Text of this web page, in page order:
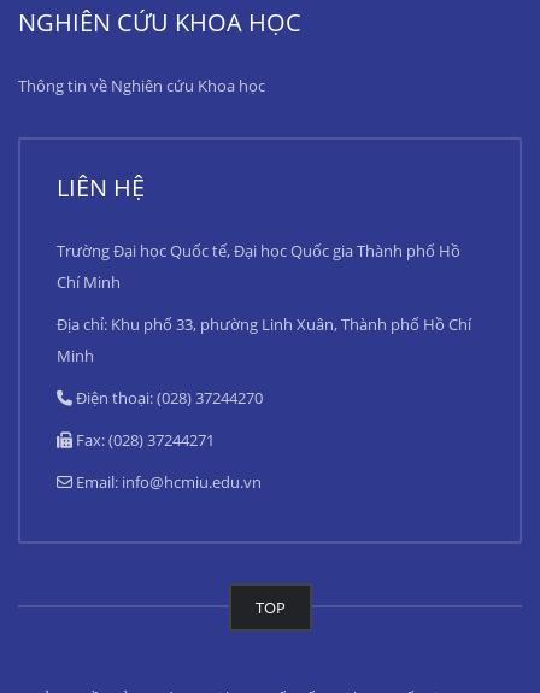
NGHIÊN CỨU KHOA HỌC
Thông tin về Nghiên cứu Khoa học
LIÊN HỆ
Trường Đại học Quốc tế, Đại học Quốc gia Thành phố Hồ
Chí Minh
Địa chỉ: Khu phố 33, phường Linh Xuân, Thành phố Hồ Chí
Minh
Điện thoại: (028) 37244270
Fax: (028) 37244271
Email: info@hcmiu.edu.vn
TOP